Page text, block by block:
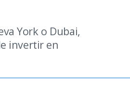
York o Dubai,
invertir en